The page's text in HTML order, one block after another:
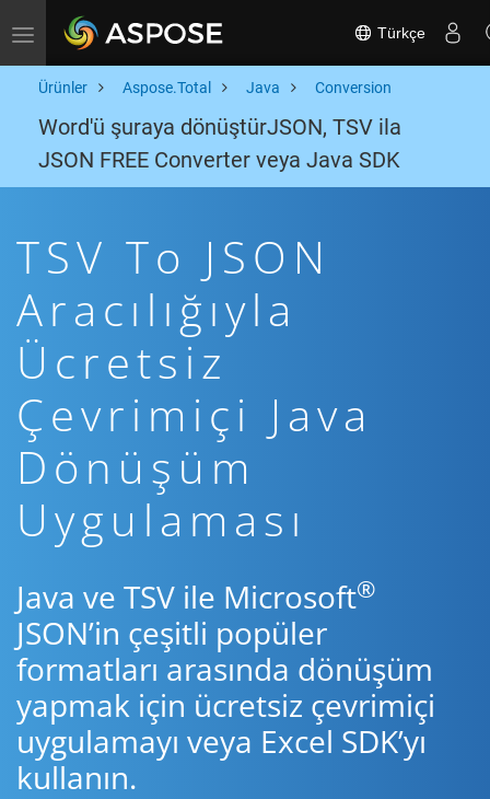
Toggle navigation Türkçe
Ürünler Aspose.Total Java Conversion
Word'ü şuraya dönüştürJSON, TSV ila
JSON FREE Converter veya Java SDK
TSV To JSON
Aracılığıyla
Ücretsiz
Çevrimiçi Java
Dönüşüm
Uygulaması
Java ve TSV ile Microsoft®
JSON’in çeşitli popüler
formatları arasında dönüşüm
yapmak için ücretsiz çevrimiçi
uygulamayı veya Excel SDK’yı
kullanın.